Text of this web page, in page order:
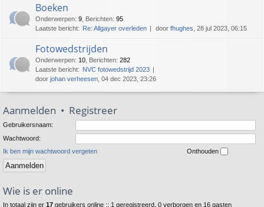
Boeken
Onderwerpen: 9 Berichten: 95
Laatste bericht: Re: Allgayer overleden door fhughes , 28 jul 2023, 06:15
Fotowedstrijden
Onderwerpen: 10 Berichten: 282
Laatste bericht: NVC fotowedstrijd 2023
door johan verheesen , 04 dec 2023, 23:26
Aanmelden • Registreer
Gebruikersnaam:
Wachtwoord:
Ik ben mijn wachtwoord vergeten
Onthouden
Wie is er online
In totaal zijn er 17 gebruikers online :: 1 geregistreerd, 0 verborgen en 16 gasten